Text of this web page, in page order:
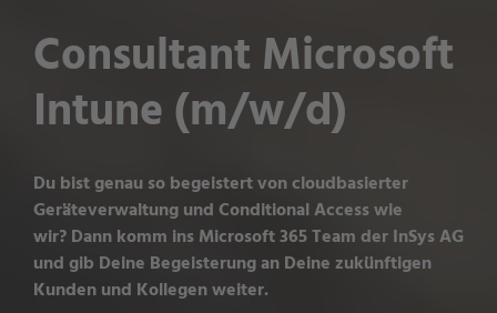
Consultant Microsoft
Intune (m/w/d)
Du bist genau so begeistert von cloudbasierter
Geräteverwaltung und Conditional Access wie
wir? Dann komm ins Microsoft 365 Team der InSys AG
und gib Deine Begeisterung an Deine zukünftigen
Kunden und Kollegen weiter.